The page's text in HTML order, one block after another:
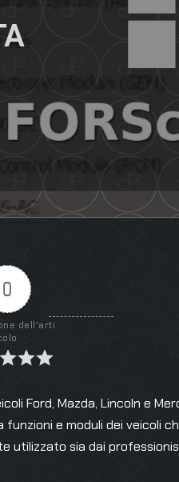
0
dell'arti
Ford, Mazda, Lincoln e
e moduli dei veicoli
utilizzato sia dai